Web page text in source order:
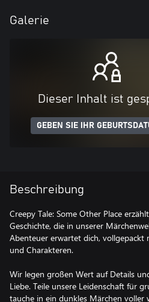
Galerie
Dieser Inhalt ist
GEBEN SIE IHR
Beschreibung
Creepy Tale: Some Other Place
Geschichte, die in unserer
Abenteuer erwartet dich, vollgepackt
und Charakteren.
Wir legen großen Wert auf Details
Liebe. Teile unsere Leidenschaft für
tauche in ein dunkles Märchen